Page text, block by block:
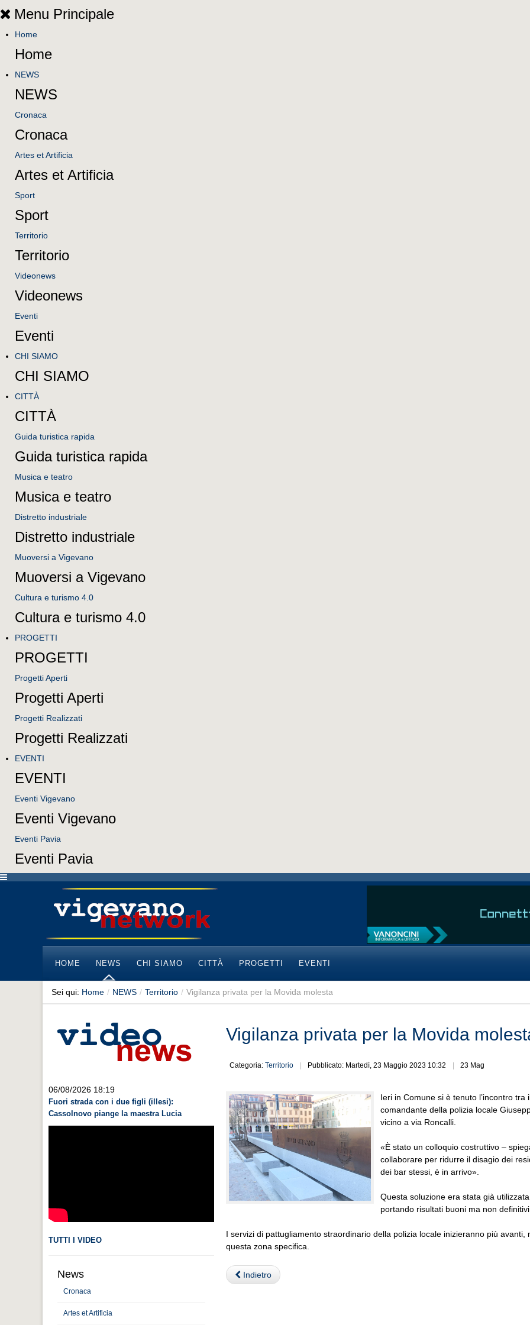
Menu Principale
Home
Home
NEWS
NEWS
Cronaca
Cronaca
Artes et Artificia
Artes et Artificia
Sport
Sport
Territorio
Territorio
Videonews
Videonews
Eventi
Eventi
CHI SIAMO
CHI SIAMO
CITTÀ
CITTÀ
Guida turistica rapida
Guida turistica rapida
Musica e teatro
Musica e teatro
Distretto industriale
Distretto industriale
Muoversi a Vigevano
Muoversi a Vigevano
Cultura e turismo 4.0
Cultura e turismo 4.0
PROGETTI
PROGETTI
Progetti Aperti
Progetti Aperti
Progetti Realizzati
Progetti Realizzati
EVENTI
EVENTI
Eventi Vigevano
Eventi Vigevano
Eventi Pavia
Eventi Pavia
HOME NEWS CHI SIAMO CITTÀ PROGETTI EVENTI
Sei qui: Home / NEWS / Territorio / Vigilanza privata per la Movida molesta
06/08/2026 18:19
Fuori strada con i due figli (illesi):
Cassolnovo piange la maestra Lucia
TUTTI I VIDEO
News
Cronaca
Artes et Artificia
Vigilanza privata per la Movida
Categoria: Territorio Pubblicato: Martedì, 23 Maggio 2023 10:32 23 Mag
Ieri in Comune si è tenuto l’incontro
comandante della polizia locale
vicino a via Roncalli.
«È stato un colloquio costruttivo –
collaborare per ridurre il disagio dei
dei bar stessi, è in arrivo».
Questa soluzione era stata già
portando risultati buoni ma non
I servizi di pattugliamento straordinario della polizia locale inizieranno più
questa zona specifica.
Indietro